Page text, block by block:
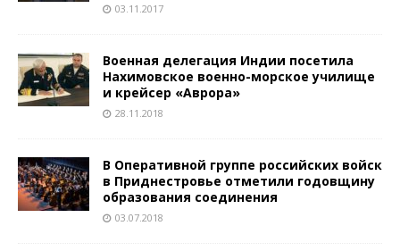
03.11.2017
Военная делегация Индии посетила
Нахимовское военно-морское училище
и крейсер «Аврора»
28.11.2018
В Оперативной группе российских войск
в Приднестровье отметили годовщину
образования соединения
03.07.2018